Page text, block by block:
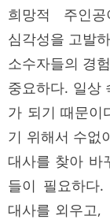
희망적 주인공
심각성을 고발
소수자들의 경
중요하다. 일상
가 되기 때문이
기 위해서 수없
대사를 찾아 바
들이 필요하다
대사를 외우고,